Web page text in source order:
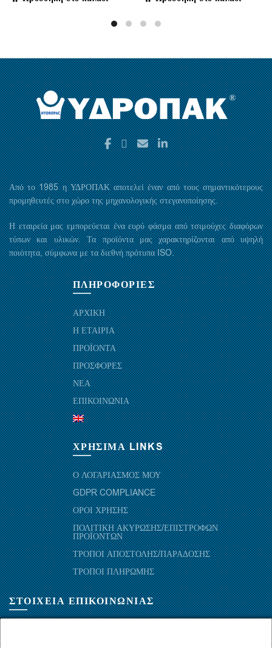
Από το 1985 η ΥΔΡΟΠΑΚ αποτελεί έναν από τους σημαντικότερους
προμηθευτές στο χώρο της μηχανολογικής στεγανοποίησης.
Η εταιρεία μας εμπορεύεται ένα ευρύ φάσμα από τσιμούχες διαφόρων
τύπων και υλικών. Τα προϊόντα μας χαρακτηρίζονται από υψηλή
ποιότητα, σύμφωνα με τα διεθνή πρότυπα ISO.
ΠΛΗΡΟΦΟΡΙΕΣ
ΑΡΧΙΚΗ
Η ΕΤΑΙΡΙΑ
ΠΡΟΪΟΝΤΑ
ΠΡΟΣΦΟΡΕΣ
ΝΕΑ
ΕΠΙΚΟΙΝΩΝΙΑ
ΧΡΗΣΙΜΑ LINKS
Ο ΛΟΓΑΡΙΑΣΜΟΣ ΜΟΥ
GDPR COMPLIANCE
ΟΡΟΙ ΧΡΗΣΗΣ
ΠΟΛΙΤΙΚΗ ΑΚΥΡΩΣΗΣ/ΕΠΙΣΤΡΟΦΩΝ
ΠΡΟΪΟΝΤΩΝ
ΤΡΟΠΟΙ ΑΠΟΣΤΟΛΗΣ/ΠΑΡΑΔΟΣΗΣ
ΤΡΟΠΟΙ ΠΛΗΡΩΜΗΣ
ΣΤΟΙΧΕΙΑ ΕΠΙΚΟΙΝΩΝΙΑΣ